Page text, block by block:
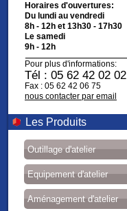
Horaires d'ouvertures:
Du lundi au vendredi
8h - 12h et 13h30 - 17h30
Le samedi
9h - 12h
Pour plus d'informations:
Tél : 05 62 42 02 02
Fax : 05 62 42 06 75
nous contacter par email
Les Produits
Outillage d'atelier
Equipement d'atelier
Aménagement d'atelier